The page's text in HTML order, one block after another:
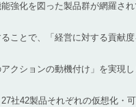
強化を図った製品群が網羅さ
ことで、「経営に対する貢献度
クションの動機付け」を実現
社42製品それぞれの仮想化・